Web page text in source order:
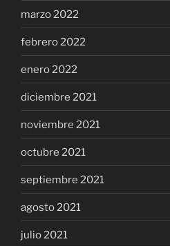
marzo 2022
febrero 2022
enero 2022
diciembre 2021
noviembre 2021
octubre 2021
septiembre 2021
agosto 2021
julio 2021